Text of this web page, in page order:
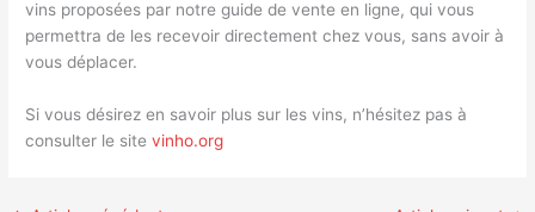
vins proposées par notre guide de vente en ligne, qui vous
permettra de les recevoir directement chez vous, sans avoir à
vous déplacer.
Si vous désirez en savoir plus sur les vins, n’hésitez pas à
consulter le sitevinho.org